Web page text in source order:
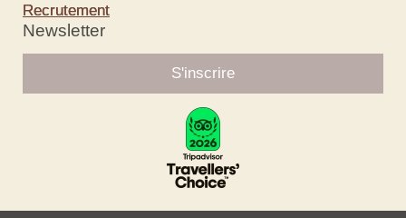
Recrutement
Newsletter
S'inscrire